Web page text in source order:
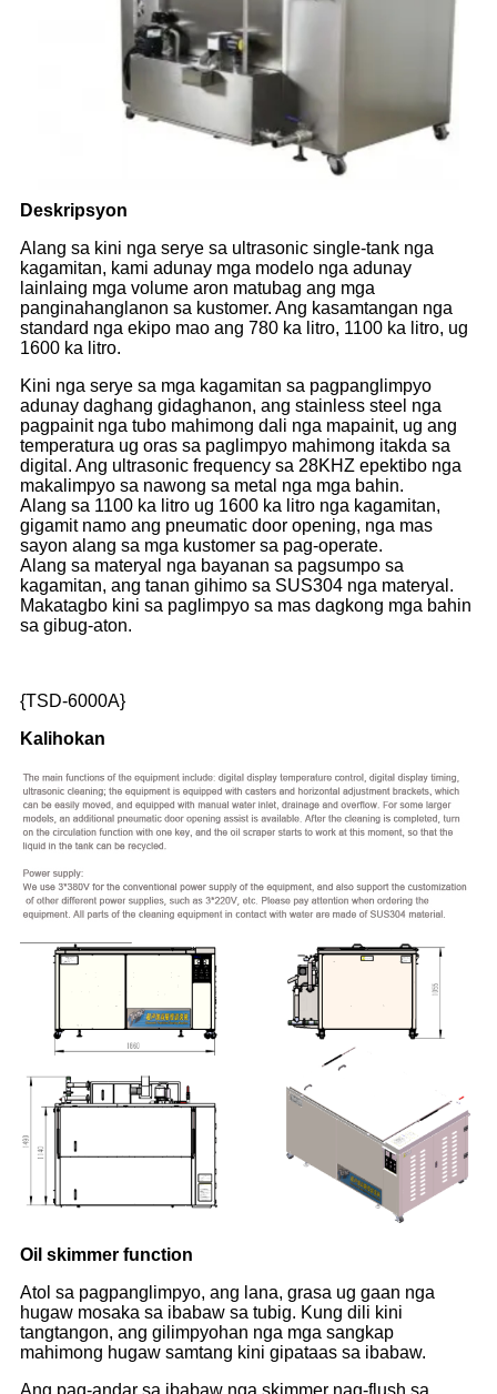
Deskripsyon
Alang sa kini nga serye sa ultrasonic single-tank nga
kagamitan, kami adunay mga modelo nga adunay
lainlaing mga volume aron matubag ang mga
panginahanglanon sa kustomer. Ang kasamtangan nga
standard nga ekipo mao ang 780 ka litro, 1100 ka litro, ug
1600 ka litro.
Kini nga serye sa mga kagamitan sa pagpanglimpyo
adunay daghang gidaghanon, ang stainless steel nga
pagpainit nga tubo mahimong dali nga mapainit, ug ang
temperatura ug oras sa paglimpyo mahimong itakda sa
digital. Ang ultrasonic frequency sa 28KHZ epektibo nga
makalimpyo sa nawong sa metal nga mga bahin.
Alang sa 1100 ka litro ug 1600 ka litro nga kagamitan,
gigamit namo ang pneumatic door opening, nga mas
sayon ​​alang sa mga kustomer sa pag-operate.
Alang sa materyal nga bayanan sa pagsumpo sa
kagamitan, ang tanan gihimo sa SUS304 nga materyal.
Makatagbo kini sa paglimpyo sa mas dagkong mga bahin
sa gibug-aton.
{TSD-6000A}
Kalihokan
Oil skimmer function
Atol sa pagpanglimpyo, ang lana, grasa ug gaan nga
hugaw mosaka sa ibabaw sa tubig. Kung dili kini
tangtangon, ang gilimpyohan nga mga sangkap
mahimong hugaw samtang kini gipataas sa ibabaw.
Ang pag-andar sa ibabaw nga skimmer nag-flush sa